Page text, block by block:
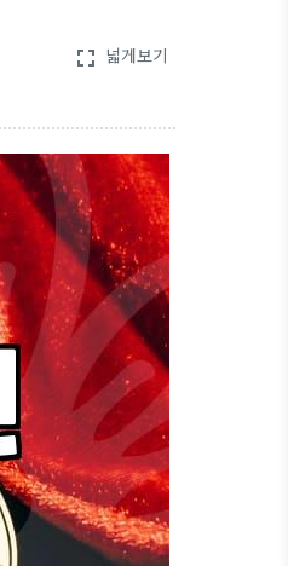
fullscreen 넓게보기